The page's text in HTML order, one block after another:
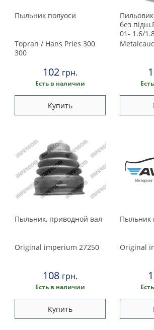
Volkswagen
Volvo
Пыльник полуоси
Topran / Hans Pries 300
300
102 грн.
Есть в наличии
Купить
Пильовик
без
01- 1.6/
Dacia
Пыльник, приводной вал
Original imperium 27250
108 грн.
Есть в наличии
Купить
Пыльник
Original